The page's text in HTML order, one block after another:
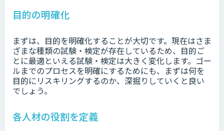
目的の明確化
まずは、目的を明確化することが大切です。現在はさま
ざまな種類の試験・検定が存在しているため、目的ご
とに最適といえる試験・検定は大きく変化します。ゴー
ルまでのプロセスを明確にするためにも、まずは何を
目的にリスキリングするのか、深掘りしていくと良い
でしょう。
各人材の役割を定義